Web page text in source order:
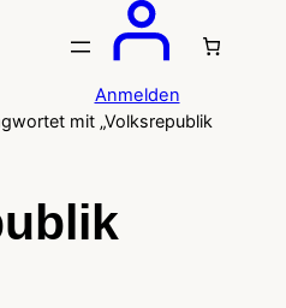
Anmelden
mit „Volksrepublik